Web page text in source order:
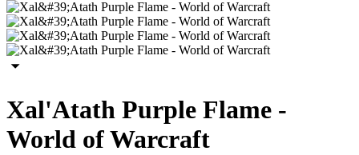
Xal'Atath Purple Flame -
World of Warcraft